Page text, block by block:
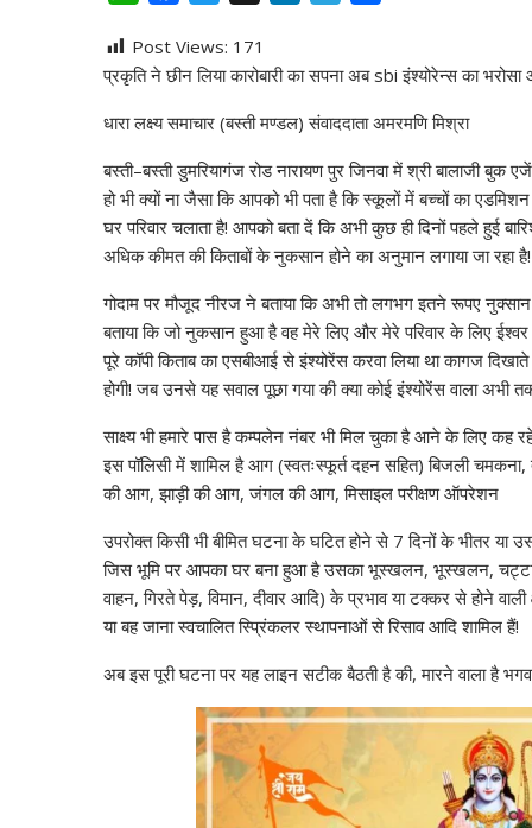
a
t
s
p
p
c
e
b
o
k
i
t
t
r
k
e
I
n
e
g
a
m
r
e
Post Views: 171
प्रकृति ने छीन लिया कारोबारी का सपना अब sbi इंश्योरेन्स का भरोसा
धारा लक्ष्य समाचार (बस्ती मण्डल) संवाददाता अमरमणि मिश्रा
बस्ती–बस्ती डुमरियागंज रोड नारायण पुर जिनवा में श्री बालाजी बुक
हो भी क्यों ना जैसा कि आपको भी पता है कि स्कूलों में बच्चों का
घर परिवार चलाता है! आपको बता दें कि अभी कुछ ही दिनों पहले हुई
अधिक कीमत की किताबों के नुकसान होने का अनुमान लगाया जा रहा है!
गोदाम पर मौजूद नीरज ने बताया कि अभी तो लगभग इतने रूपए
बताया कि जो नुकसान हुआ है वह मेरे लिए और मेरे परिवार के लिए ईश्वर
पूरे कॉपी किताब का एसबीआई से इंश्योरेंस करवा लिया था कागज दिखाते
होगी! जब उनसे यह सवाल पूछा गया की क्या कोई इंश्योरेंस वाला
साक्ष्य भी हमारे पास है कम्पलेन नंबर भी मिल चुका है आने के लिए
इस पॉलिसी में शामिल है आग (स्वतःस्फूर्त दहन सहित) बिजली
की आग, झाड़ी की आग, जंगल की आग, मिसाइल परीक्षण ऑपरेशन
उपरोक्त किसी भी बीमित घटना के घटित होने से 7 दिनों के भीतर
जिस भूमि पर आपका घर बना हुआ है उसका भूस्खलन, भूस्खलन, चट्टान
वाहन, गिरते पेड़, विमान, दीवार आदि) के प्रभाव या टक्कर से होने वाली
या बह जाना स्वचालित स्प्रिंकलर स्थापनाओं से रिसाव आदि शामिल हैं!
अब इस पूरी घटना पर यह लाइन सटीक बैठती है की, मारने वाला है